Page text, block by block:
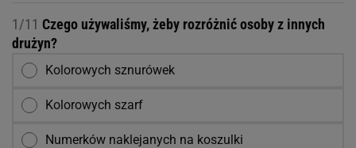
1/11 Czego używaliśmy, żeby rozróżnić osoby z innych
drużyn?
Kolorowych sznurówek
Kolorowych szarf
Numerków naklejanych na koszulki